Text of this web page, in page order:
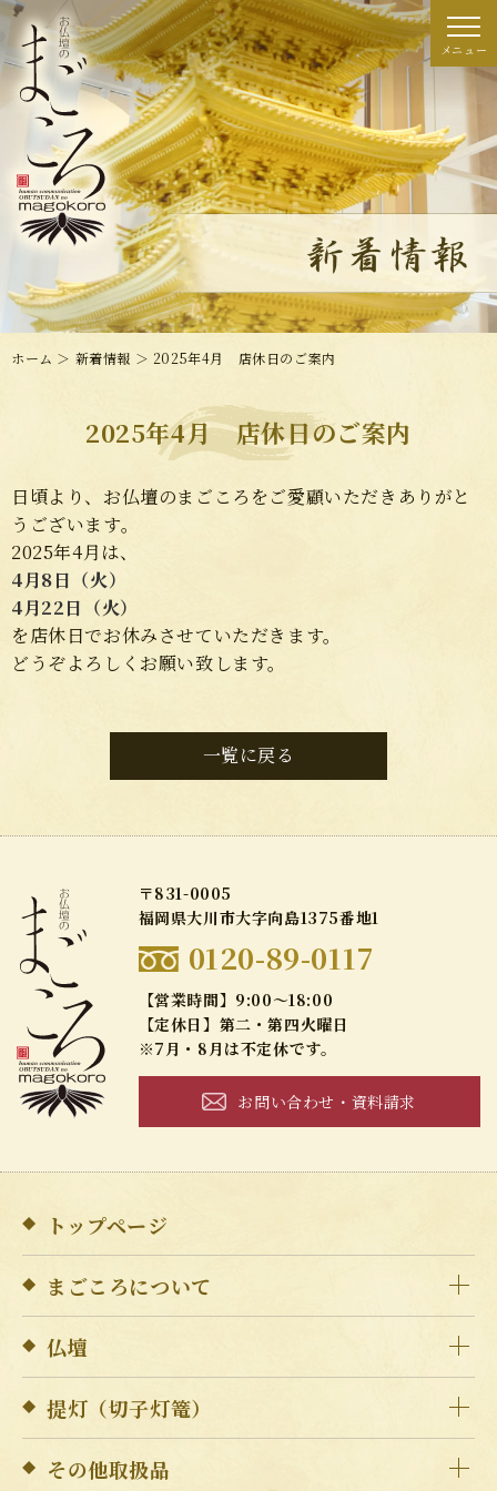
ホーム ＞ 新着情報 ＞ 2025年4月 店休日のご案内
2025年4月 店休日のご案内
日頃より、お仏壇のまごころをご愛顧いただきありがと
うございます。
2025年4月は、
4月8日（火）
4月22日（火）
を店休日でお休みさせていただきます。
どうぞよろしくお願い致します。
一覧に戻る
〒831-0005
福岡県大川市大字向島1375番地1
0120-89-0117
【営業時間】9:00～18:00
【定休日】第二・第四火曜日
※7月・8月は不定休です。
お問い合わせ・資料請求
トップページ
まごころについて
仏壇
提灯（切子灯篭）
その他取扱品